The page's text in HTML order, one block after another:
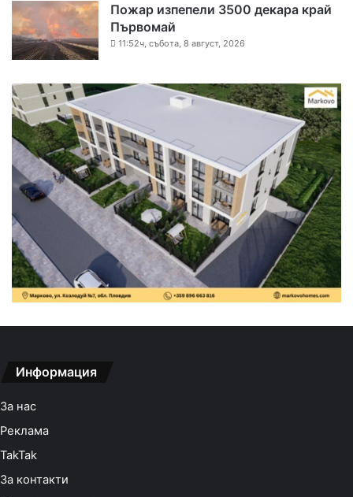
Пожар изпепели 3500 декара край
Първомай
11:52ч, събота, 8 август, 2026
Информация
За нас
Реклама
TakTak
За контакти